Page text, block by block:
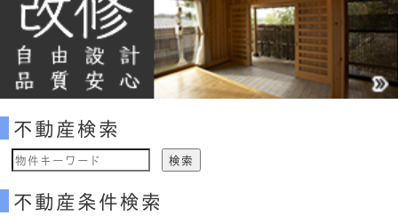
不動産検索
不動産条件検索